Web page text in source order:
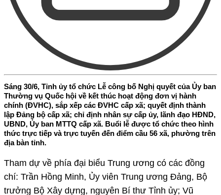
Sáng 30/6, Tỉnh ủy tổ chức Lễ công bố Nghị quyết của Ủy ban
Thường vụ Quốc hội về kết thúc hoạt động đơn vị hành
chính (ĐVHC), sắp xếp các ĐVHC cấp xã; quyết định thành
lập Đảng bộ cấp xã; chỉ định nhân sự cấp ủy, lãnh đạo HĐND,
UBND, Ủy ban MTTQ cấp xã. Buổi lễ được tổ chức theo hình
thức trực tiếp và trực tuyến đến điểm cầu 56 xã, phường trên
địa bàn tỉnh.
Tham dự về phía đại biểu Trung ương có các đồng
chí: Trần Hồng Minh, Ủy viên Trung ương Đảng, Bộ
trưởng Bộ Xây dựng, nguyên Bí thư Tỉnh ủy; Vũ